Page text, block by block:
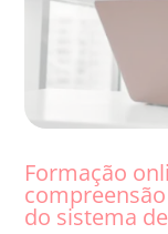
Formação
do sistema